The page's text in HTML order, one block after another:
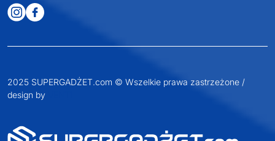
2025 SUPERGADŻET.com © Wszelkie prawa zastrzeżone /